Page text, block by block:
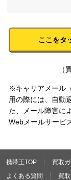
（
※キャリアメール
用の際には、自動
た、メール障害に
Webメールサービ
携帯王TOP 買取
よくある質問
買